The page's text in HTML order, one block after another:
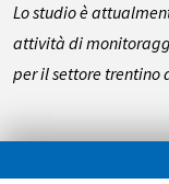
Lo studio è
attività di
per il settore trentino